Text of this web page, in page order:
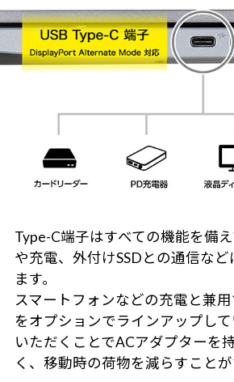
Type-C端子はすべての機能を備
や充電、外付けSSDとの通信な
ます。
スマートフォンなどの充電と兼
をオプションでラインアップし
いただくことでACアダプターを
く、移動時の荷物を減らすことが